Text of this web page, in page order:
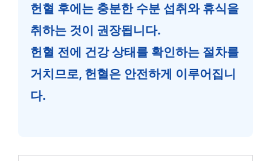
헌혈 후에는 충분한 수분 섭취와 휴식을
취하는 것이 권장됩니다.
헌혈 전에 건강 상태를 확인하는 절차를
거치므로, 헌혈은 안전하게 이루어집니
다.